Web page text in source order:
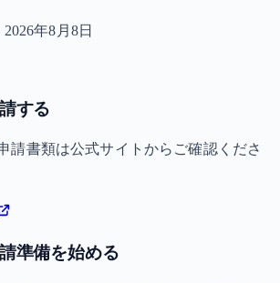
2026年8月8日
する
請書類は公式サイトからご確認くださ
準備を始める